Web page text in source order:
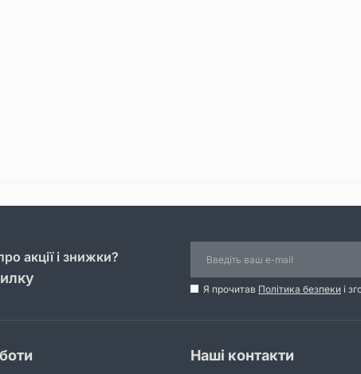
акції і знижки?
Я прочитав Політика безпеки і
Наші контакти